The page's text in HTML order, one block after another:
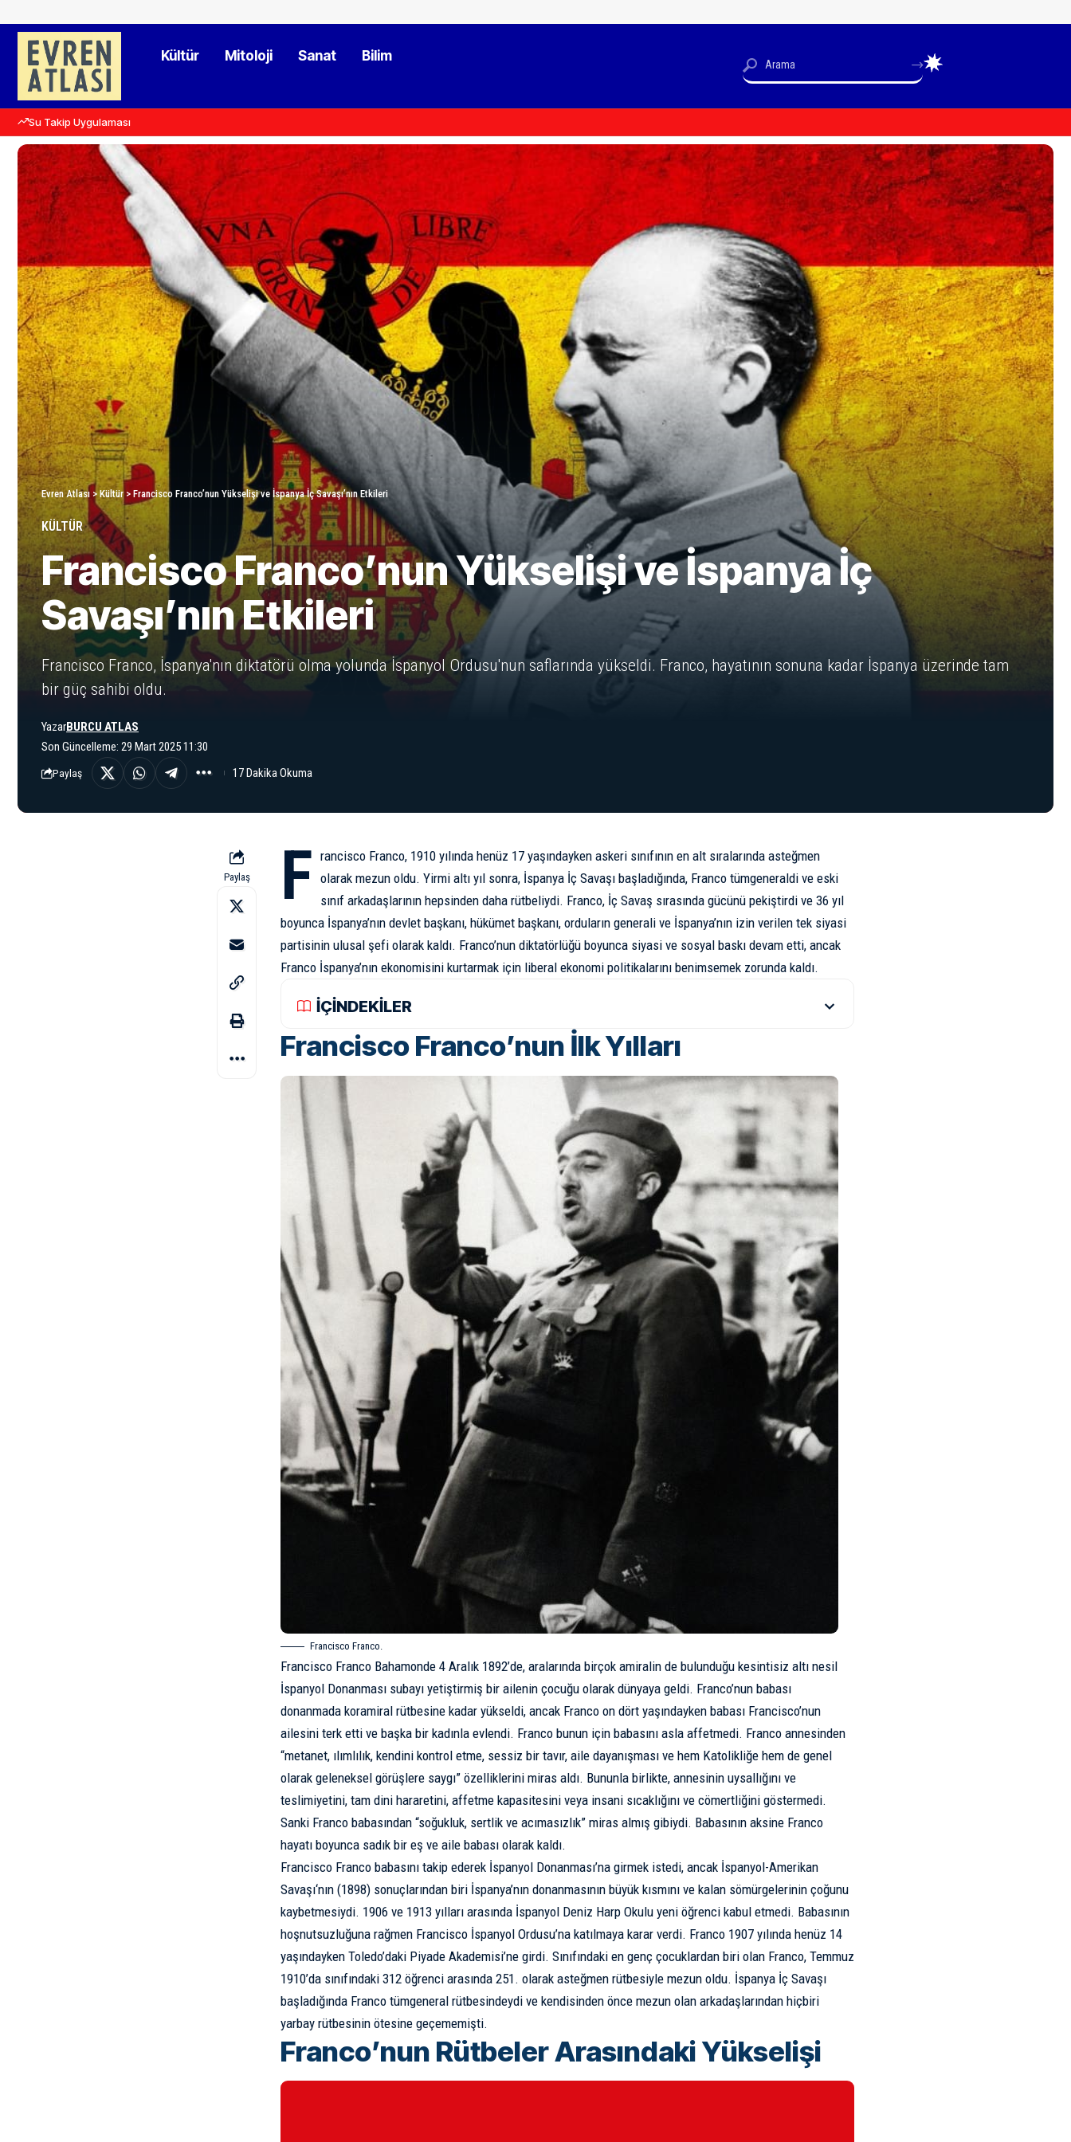
Kültür Mitoloji Sanat Bilim
Su Takip Uygulaması
Evren Atlası>Kültür > Francisco Franco’nun Yükselişi ve İspanya İç Savaşı’nın Etkileri
KÜLTÜR
Francisco Franco’nun Yükselişi ve İspanya İç
Savaşı’nın Etkileri
Francisco Franco, İspanya'nın diktatörü olma yolunda İspanyol Ordusu'nun saflarında yükseldi. Franco, hayatının sonuna kadar İspanya üzerinde tam
bir güç sahibi oldu.
Son Güncelleme: 29 Mart 2025 11:30
YazarBURCU ATLAS
Paylaş 17 Dakika Okuma
Paylaş F rancisco Franco, 1910 yılında henüz 17 yaşındayken askeri sınıfının en alt sıralarında asteğmen
olarak mezun oldu. Yirmi altı yıl sonra, İspanya İç Savaşı başladığında, Franco tümgeneraldi ve eski
sınıf arkadaşlarının hepsinden daha rütbeliydi. Franco, İç Savaş sırasında gücünü pekiştirdi ve 36 yıl
boyunca İspanya’nın devlet başkanı, hükümet başkanı, orduların generali ve İspanya’nın izin verilen tek siyasi
partisinin ulusal şefi olarak kaldı. Franco’nun diktatörlüğü boyunca siyasi ve sosyal baskı devam etti, ancak
Franco İspanya’nın ekonomisini kurtarmak için liberal ekonomi politikalarını benimsemek zorunda kaldı.
İÇİNDEKİLER
Francisco Franco’nun İlk Yılları
Francisco Franco.
Francisco Franco Bahamonde 4 Aralık 1892’de, aralarında birçok amiralin de bulunduğu kesintisiz altı nesil
İspanyol Donanması subayı yetiştirmiş bir ailenin çocuğu olarak dünyaya geldi. Franco’nun babası
donanmada koramiral rütbesine kadar yükseldi, ancak Franco on dört yaşındayken babası Francisco’nun
ailesini terk etti ve başka bir kadınla evlendi. Franco bunun için babasını asla affetmedi. Franco annesinden
“metanet, ılımlılık, kendini kontrol etme, sessiz bir tavır, aile dayanışması ve hem Katolikliğe hem de genel
olarak geleneksel görüşlere saygı” özelliklerini miras aldı. Bununla birlikte, annesinin uysallığını ve
teslimiyetini, tam dini hararetini, affetme kapasitesini veya insani sıcaklığını ve cömertliğini göstermedi.
Sanki Franco babasından “soğukluk, sertlik ve acımasızlık” miras almış gibiydi. Babasının aksine Franco
hayatı boyunca sadık bir eş ve aile babası olarak kaldı.
Francisco Franco babasını takip ederek İspanyol Donanması’na girmek istedi, ancak İspanyol-Amerikan
Savaşı‘nın (1898) sonuçlarından biri İspanya’nın donanmasının büyük kısmını ve kalan sömürgelerinin çoğunu
kaybetmesiydi. 1906 ve 1913 yılları arasında İspanyol Deniz Harp Okulu yeni öğrenci kabul etmedi. Babasının
hoşnutsuzluğuna rağmen Francisco İspanyol Ordusu’na katılmaya karar verdi. Franco 1907 yılında henüz 14
yaşındayken Toledo’daki Piyade Akademisi’ne girdi. Sınıfındaki en genç çocuklardan biri olan Franco, Temmuz
1910’da sınıfındaki 312 öğrenci arasında 251. olarak asteğmen rütbesiyle mezun oldu. İspanya İç Savaşı
başladığında Franco tümgeneral rütbesindeydi ve kendisinden önce mezun olan arkadaşlarından hiçbiri
yarbay rütbesinin ötesine geçememişti.
Franco’nun Rütbeler Arasındaki Yükselişi